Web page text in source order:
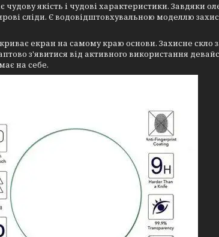
чудову якість і чудові характеристики. Завдяки
сліди. Є водовідштовхувальною моделлю
екран на самому краю основи. Захисне скло
з'явитися від активного використання
на себе.